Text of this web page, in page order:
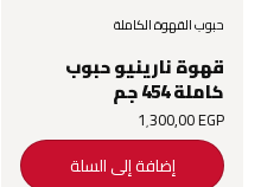
حبوب القهوة الكاملة
قهوة نارينيو حبوب
كاملة 454 جم
1٬300٫00EGP
إضافة إلى السلة